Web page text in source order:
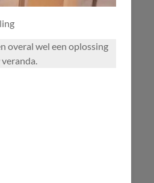
overal wel een oplossing